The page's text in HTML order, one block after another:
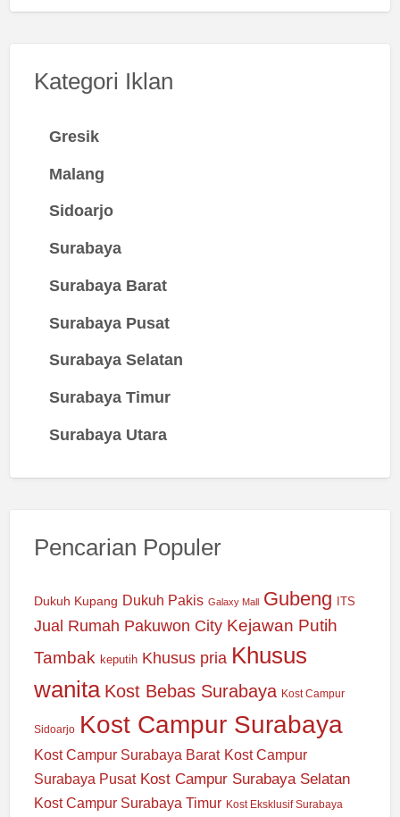
Kategori Iklan
Gresik
Malang
Sidoarjo
Surabaya
Surabaya Barat
Surabaya Pusat
Surabaya Selatan
Surabaya Timur
Surabaya Utara
Pencarian Populer
Dukuh Kupang Dukuh Pakis Galaxy Mall Gubeng ITS
Jual Rumah Pakuwon City Kejawan Putih
Tambak keputih Khusus pria Khusus
wanita Kost Bebas Surabaya Kost Campur
Sidoarjo Kost Campur Surabaya
Kost Campur Surabaya Barat Kost Campur
Surabaya Pusat Kost Campur Surabaya Selatan
Kost Campur Surabaya Timur Kost Eksklusif Surabaya